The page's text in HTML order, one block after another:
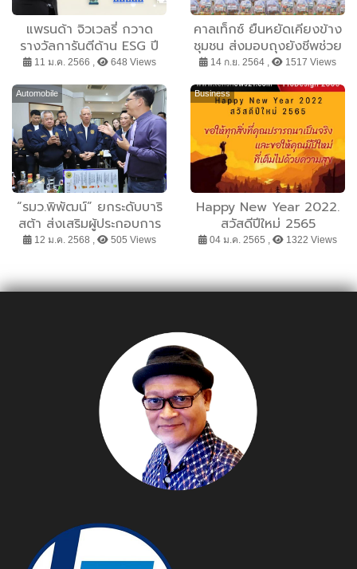
แพรนด้า จิวเวลรี่ กวาด
รางวัลการันตีด้าน ESG ปี
2022 มุ่งสร้างธุรกิจเติบโต
อย่างมีบรรษัทภิบาล ดูแลสิ่ง
แวดล้อม และสังคมให้ยั่งยืน
11 ม.ค. 2566 , 648 Views
คาลเท็กซ์ ยืนหยัดเคียงข้าง
ชุมชน ส่งมอบถุงยังชีพช่วย
เหลือต่อเนื่อง เติมพลังใจให้
ต่อสู้ไปด้วยกัน
14 ก.ย. 2564 , 1517 Views
Automobile
“รมว.พิพัฒน์” ยกระดับบาริ
สต้า ส่งเสริมผู้ประกอบการ
ธุรกิจ Soft Power รองรับ
12 ม.ค. 2568 , 505 Views
Business
Happy New Year 2022.
สวัสดีปีใหม่ 2565
04 ม.ค. 2565 , 1322 Views